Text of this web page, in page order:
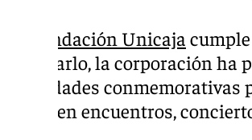
Fundación Unicaja
celebrarlo, la corporación ha
actividades
incluyen encuentros,